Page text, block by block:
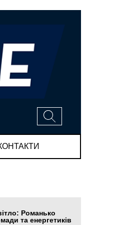
Романько
та енергетиків